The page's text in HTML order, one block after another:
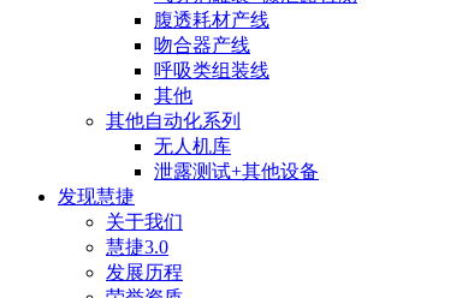
腹透耗材产线
吻合器产线
呼吸类组装线
其他
其他自动化系列
无人机库
泄露测试+其他设备
发现慧捷
关于我们
慧捷3.0
发展历程